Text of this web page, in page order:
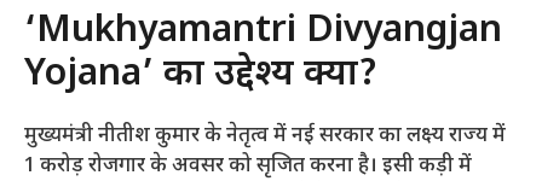
‘Mukhyamantri Divyangjan
Yojana’ का उद्देश्य क्या?
मुख्यमंत्री नीतीश कुमार के नेतृत्व में नई सरकार का लक्ष्य राज्य में
1 करोड़ रोजगार के अवसर को सृजित करना है। इसी कड़ी में